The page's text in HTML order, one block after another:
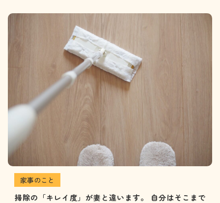
家事のこと
掃除の「キレイ度」が妻と違います。 自分はそこまで